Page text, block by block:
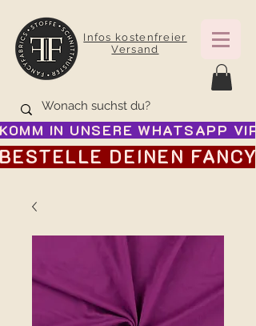
Infos kostenfreier
Versand
KOMM IN UNSERE WHATSAPP
BESTELLE DEINEN